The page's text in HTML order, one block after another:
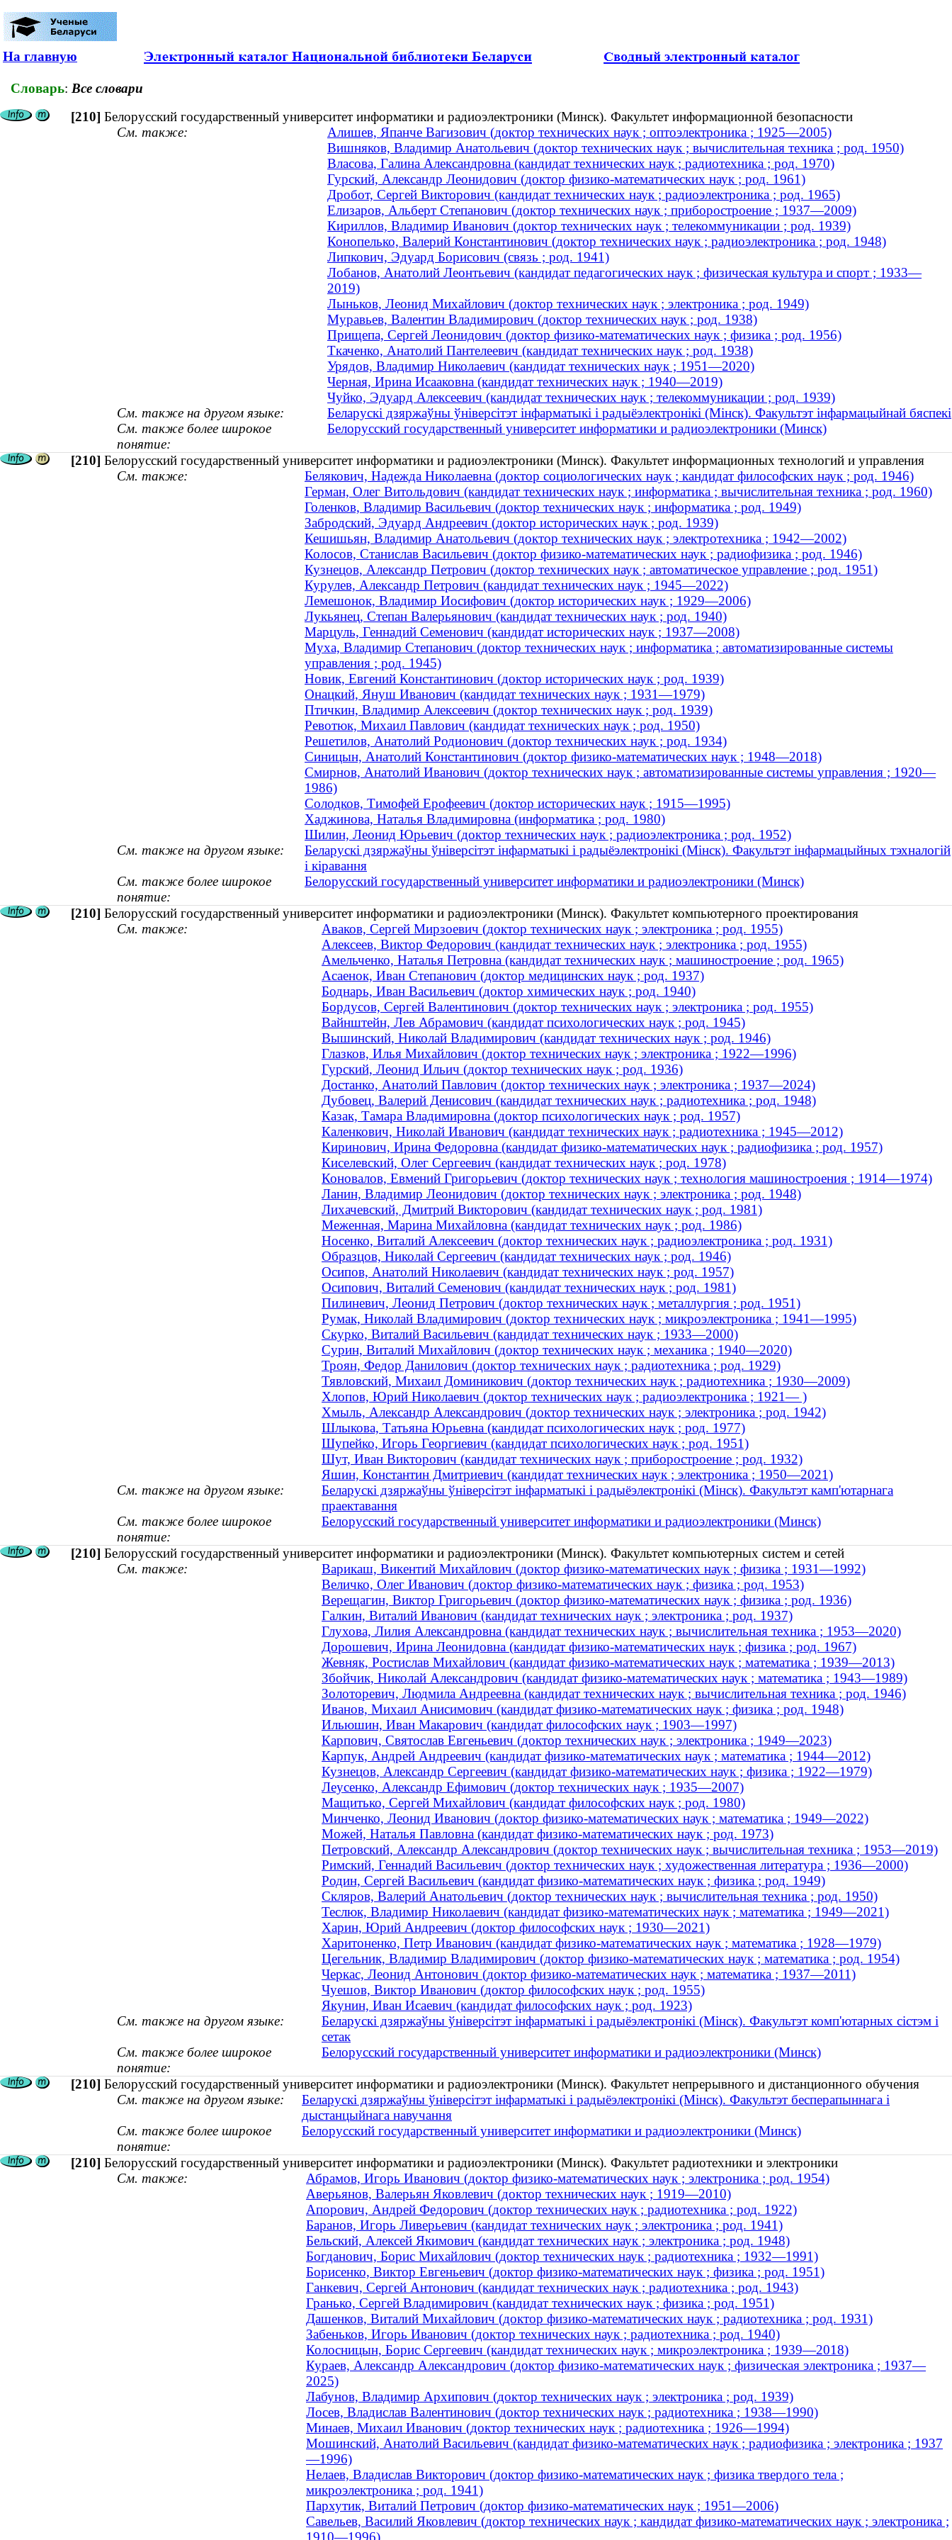
На главную
Словарь: Все словари
[210] Белорусский государственный университет информатики и радиоэлектроники (Минск). Факультет информационной безопасности
См. также:
Алишев, Япанче Вагизович (доктор технических наук ; оптоэлектроника ; 1925—2005)
Вишняков, Владимир Анатольевич (доктор технических наук ; вычислительная техника ; род. 1950)
Власова, Галина Александровна (кандидат технических наук ; радиотехника ; род. 1970)
Гурский, Александр Леонидович (доктор физико-математических наук ; род. 1961)
Дробот, Сергей Викторович (кандидат технических наук ; радиоэлектроника ; род. 1965)
Елизаров, Альберт Степанович (доктор технических наук ; приборостроение ; 1937—2009)
Кириллов, Владимир Иванович (доктор технических наук ; телекоммуникации ; род. 1939)
Конопелько, Валерий Константинович (доктор технических наук ; радиоэлектроника ; род. 1948)
Липкович, Эдуард Борисович (связь ; род. 1941)
Лобанов, Анатолий Леонтьевич (кандидат педагогических наук ; физическая культура и спорт ; 1933—
2019)
Лыньков, Леонид Михайлович (доктор технических наук ; электроника ; род. 1949)
Муравьев, Валентин Владимирович (доктор технических наук ; род. 1938)
Прищепа, Сергей Леонидович (доктор физико-математических наук ; физика ; род. 1956)
Ткаченко, Анатолий Пантелеевич (кандидат технических наук ; род. 1938)
Урядов, Владимир Николаевич (кандидат технических наук ; 1951—2020)
Черная, Ирина Исааковна (кандидат технических наук ; 1940—2019)
Чуйко, Эдуард Алексеевич (кандидат технических наук ; телекоммуникации ; род. 1939)
См. также на другом языке:
Беларускі дзяржаўны ўніверсітэт інфарматыкі і радыёэлектронікі (Мінск). Факультэт інфармацыйнай бяспекі
См. также более широкое
понятие:
Белорусский государственный университет информатики и радиоэлектроники (Минск)
[210] Белорусский государственный университет информатики и радиоэлектроники (Минск). Факультет информационных технологий и управления
См. также:
Белякович, Надежда Николаевна (доктор социологических наук ; кандидат философских наук ; род. 1946)
Герман, Олег Витольдович (кандидат технических наук ; информатика ; вычислительная техника ; род. 1960)
Голенков, Владимир Васильевич (доктор технических наук ; информатика ; род. 1949)
Забродский, Эдуард Андреевич (доктор исторических наук ; род. 1939)
Кешишьян, Владимир Анатольевич (доктор технических наук ; электротехника ; 1942—2002)
Колосов, Станислав Васильевич (доктор физико-математических наук ; радиофизика ; род. 1946)
Кузнецов, Александр Петрович (доктор технических наук ; автоматическое управление ; род. 1951)
Курулев, Александр Петрович (кандидат технических наук ; 1945—2022)
Лемешонок, Владимир Иосифович (доктор исторических наук ; 1929—2006)
Лукьянец, Степан Валерьянович (кандидат технических наук ; род. 1940)
Марцуль, Геннадий Семенович (кандидат исторических наук ; 1937—2008)
Муха, Владимир Степанович (доктор технических наук ; информатика ; автоматизированные системы
управления ; род. 1945)
Новик, Евгений Константинович (доктор исторических наук ; род. 1939)
Онацкий, Януш Иванович (кандидат технических наук ; 1931—1979)
Птичкин, Владимир Алексеевич (доктор технических наук ; род. 1939)
Ревотюк, Михаил Павлович (кандидат технических наук ; род. 1950)
Решетилов, Анатолий Родионович (доктор технических наук ; род. 1934)
Синицын, Анатолий Константинович (доктор физико-математических наук ; 1948—2018)
Смирнов, Анатолий Иванович (доктор технических наук ; автоматизированные системы управления ; 1920—
1986)
Солодков, Тимофей Ерофеевич (доктор исторических наук ; 1915—1995)
Хаджинова, Наталья Владимировна (информатика ; род. 1980)
Шилин, Леонид Юрьевич (доктор технических наук ; радиоэлектроника ; род. 1952)
См. также на другом языке:
Беларускі дзяржаўны ўніверсітэт інфарматыкі і радыёэлектронікі (Мінск). Факультэт інфармацыйных тэхналогій
і кіравання
См. также более широкое
понятие:
Белорусский государственный университет информатики и радиоэлектроники (Минск)
[210] Белорусский государственный университет информатики и радиоэлектроники (Минск). Факультет компьютерного проектирования
См. также:
Аваков, Сергей Мирзоевич (доктор технических наук ; электроника ; род. 1955)
Алексеев, Виктор Федорович (кандидат технических наук ; электроника ; род. 1955)
Амельченко, Наталья Петровна (кандидат технических наук ; машиностроение ; род. 1965)
Асаенок, Иван Степанович (доктор медицинских наук ; род. 1937)
Боднарь, Иван Васильевич (доктор химических наук ; род. 1940)
Бордусов, Сергей Валентинович (доктор технических наук ; электроника ; род. 1955)
Вайнштейн, Лев Абрамович (кандидат психологических наук ; род. 1945)
Вышинский, Николай Владимирович (кандидат технических наук ; род. 1946)
Глазков, Илья Михайлович (доктор технических наук ; электроника ; 1922—1996)
Гурский, Леонид Ильич (доктор технических наук ; род. 1936)
Достанко, Анатолий Павлович (доктор технических наук ; электроника ; 1937—2024)
Дубовец, Валерий Денисович (кандидат технических наук ; радиотехника ; род. 1948)
Казак, Тамара Владимировна (доктор психологических наук ; род. 1957)
Каленкович, Николай Иванович (кандидат технических наук ; радиотехника ; 1945—2012)
Киринович, Ирина Федоровна (кандидат физико-математических наук ; радиофизика ; род. 1957)
Киселевский, Олег Сергеевич (кандидат технических наук ; род. 1978)
Коновалов, Евмений Григорьевич (доктор технических наук ; технология машиностроения ; 1914—1974)
Ланин, Владимир Леонидович (доктор технических наук ; электроника ; род. 1948)
Лихачевский, Дмитрий Викторович (кандидат технических наук ; род. 1981)
Меженная, Марина Михайловна (кандидат технических наук ; род. 1986)
Носенко, Виталий Алексеевич (доктор технических наук ; радиоэлектроника ; род. 1931)
Образцов, Николай Сергеевич (кандидат технических наук ; род. 1946)
Осипов, Анатолий Николаевич (кандидат технических наук ; род. 1957)
Осипович, Виталий Семенович (кандидат технических наук ; род. 1981)
Пилиневич, Леонид Петрович (доктор технических наук ; металлургия ; род. 1951)
Румак, Николай Владимирович (доктор технических наук ; микроэлектроника ; 1941—1995)
Скурко, Виталий Васильевич (кандидат технических наук ; 1933—2000)
Сурин, Виталий Михайлович (доктор технических наук ; механика ; 1940—2020)
Троян, Федор Данилович (доктор технических наук ; радиотехника ; род. 1929)
Тявловский, Михаил Доминикович (доктор технических наук ; радиотехника ; 1930—2009)
Хлопов, Юрий Николаевич (доктор технических наук ; радиоэлектроника ; 1921— )
Хмыль, Александр Александрович (доктор технических наук ; электроника ; род. 1942)
Шлыкова, Татьяна Юрьевна (кандидат психологических наук ; род. 1977)
Шупейко, Игорь Георгиевич (кандидат психологических наук ; род. 1951)
Шут, Иван Викторович (кандидат технических наук ; приборостроение ; род. 1932)
Яшин, Константин Дмитриевич (кандидат технических наук ; электроника ; 1950—2021)
См. также на другом языке:
Беларускі дзяржаўны ўніверсітэт інфарматыкі і радыёэлектронікі (Мінск). Факультэт камп'ютарнага
праектавання
См. также более широкое
понятие:
Белорусский государственный университет информатики и радиоэлектроники (Минск)
[210] Белорусский государственный университет информатики и радиоэлектроники (Минск). Факультет компьютерных систем и сетей
См. также:
Варикаш, Викентий Михайлович (доктор физико-математических наук ; физика ; 1931—1992)
Величко, Олег Иванович (доктор физико-математических наук ; физика ; род. 1953)
Верещагин, Виктор Григорьевич (доктор физико-математических наук ; физика ; род. 1936)
Галкин, Виталий Иванович (кандидат технических наук ; электроника ; род. 1937)
Глухова, Лилия Александровна (кандидат технических наук ; вычислительная техника ; 1953—2020)
Дорошевич, Ирина Леонидовна (кандидат физико-математических наук ; физика ; род. 1967)
Жевняк, Ростислав Михайлович (кандидат физико-математических наук ; математика ; 1939—2013)
Збойчик, Николай Александрович (кандидат физико-математических наук ; математика ; 1943—1989)
Золоторевич, Людмила Андреевна (кандидат технических наук ; вычислительная техника ; род. 1946)
Иванов, Михаил Анисимович (кандидат физико-математических наук ; физика ; род. 1948)
Ильюшин, Иван Макарович (кандидат философских наук ; 1903—1997)
Карпович, Святослав Евгеньевич (доктор технических наук ; электроника ; 1949—2023)
Карпук, Андрей Андреевич (кандидат физико-математических наук ; математика ; 1944—2012)
Кузнецов, Александр Сергеевич (кандидат физико-математических наук ; физика ; 1922—1979)
Леусенко, Александр Ефимович (доктор технических наук ; 1935—2007)
Мащитько, Сергей Михайлович (кандидат философских наук ; род. 1980)
Минченко, Леонид Иванович (доктор физико-математических наук ; математика ; 1949—2022)
Можей, Наталья Павловна (кандидат физико-математических наук ; род. 1973)
Петровский, Александр Александрович (доктор технических наук ; вычислительная техника ; 1953—2019)
Римский, Геннадий Васильевич (доктор технических наук ; художественная литература ; 1936—2000)
Родин, Сергей Васильевич (кандидат физико-математических наук ; физика ; род. 1949)
Скляров, Валерий Анатольевич (доктор технических наук ; вычислительная техника ; род. 1950)
Теслюк, Владимир Николаевич (кандидат физико-математических наук ; математика ; 1949—2021)
Харин, Юрий Андреевич (доктор философских наук ; 1930—2021)
Харитоненко, Петр Иванович (кандидат физико-математических наук ; математика ; 1928—1979)
Цегельник, Владимир Владимирович (доктор физико-математических наук ; математика ; род. 1954)
Черкас, Леонид Антонович (доктор физико-математических наук ; математика ; 1937—2011)
Чуешов, Виктор Иванович (доктор философских наук ; род. 1955)
Якунин, Иван Исаевич (кандидат философских наук ; род. 1923)
См. также на другом языке:
Беларускі дзяржаўны ўніверсітэт інфарматыкі і радыёэлектронікі (Мінск). Факультэт комп'ютарных сістэм і
сетак
См. также более широкое
понятие:
Белорусский государственный университет информатики и радиоэлектроники (Минск)
[210] Белорусский государственный университет информатики и радиоэлектроники (Минск). Факультет непрерывного и дистанционного обучения
См. также на другом языке:
Беларускі дзяржаўны ўніверсітэт інфарматыкі і радыёэлектронікі (Мінск). Факультэт бесперапыннага і
дыстанцыйнага навучання
См. также более широкое
понятие:
Белорусский государственный университет информатики и радиоэлектроники (Минск)
[210] Белорусский государственный университет информатики и радиоэлектроники (Минск). Факультет радиотехники и электроники
См. также:
Абрамов, Игорь Иванович (доктор физико-математических наук ; электроника ; род. 1954)
Аверьянов, Валерьян Яковлевич (доктор технических наук ; 1919—2010)
Апорович, Андрей Федорович (доктор технических наук ; радиотехника ; род. 1922)
Баранов, Игорь Ливерьевич (кандидат технических наук ; электроника ; род. 1941)
Бельский, Алексей Якимович (кандидат технических наук ; электроника ; род. 1948)
Богданович, Борис Михайлович (доктор технических наук ; радиотехника ; 1932—1991)
Борисенко, Виктор Евгеньевич (доктор физико-математических наук ; физика ; род. 1951)
Ганкевич, Сергей Антонович (кандидат технических наук ; радиотехника ; род. 1943)
Гранько, Сергей Владимирович (кандидат технических наук ; физика ; род. 1951)
Дашенков, Виталий Михайлович (доктор физико-математических наук ; радиотехника ; род. 1931)
Забеньков, Игорь Иванович (доктор технических наук ; радиотехника ; род. 1940)
Колосницын, Борис Сергеевич (кандидат технических наук ; микроэлектроника ; 1939—2018)
Кураев, Александр Александрович (доктор физико-математических наук ; физическая электроника ; 1937—
2025)
Лабунов, Владимир Архипович (доктор технических наук ; электроника ; род. 1939)
Лосев, Владислав Валентинович (доктор технических наук ; радиотехника ; 1938—1990)
Минаев, Михаил Иванович (доктор технических наук ; радиотехника ; 1926—1994)
Мошинский, Анатолий Васильевич (кандидат физико-математических наук ; радиофизика ; электроника ; 1937
—1996)
Нелаев, Владислав Викторович (доктор физико-математических наук ; физика твердого тела ;
микроэлектроника ; род. 1941)
Пархутик, Виталий Петрович (доктор физико-математических наук ; 1951—2006)
Савельев, Василий Яковлевич (доктор технических наук ; кандидат физико-математических наук ; электроника ;